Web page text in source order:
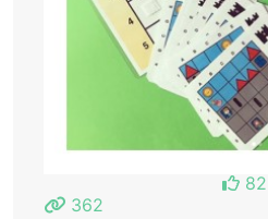
82
362